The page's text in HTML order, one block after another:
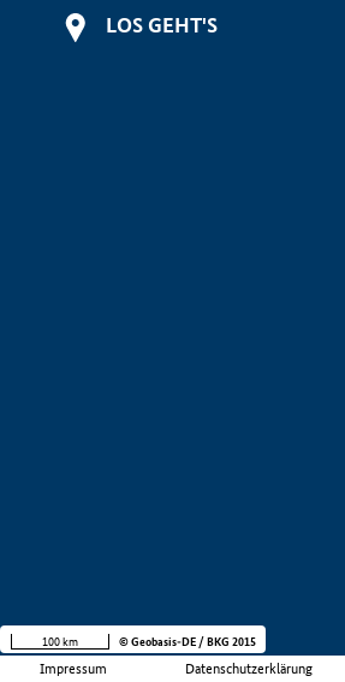
LOS GEHT'S
Impressum Datenschutzerklärung
100 km © Geobasis-DE / BKG 2015